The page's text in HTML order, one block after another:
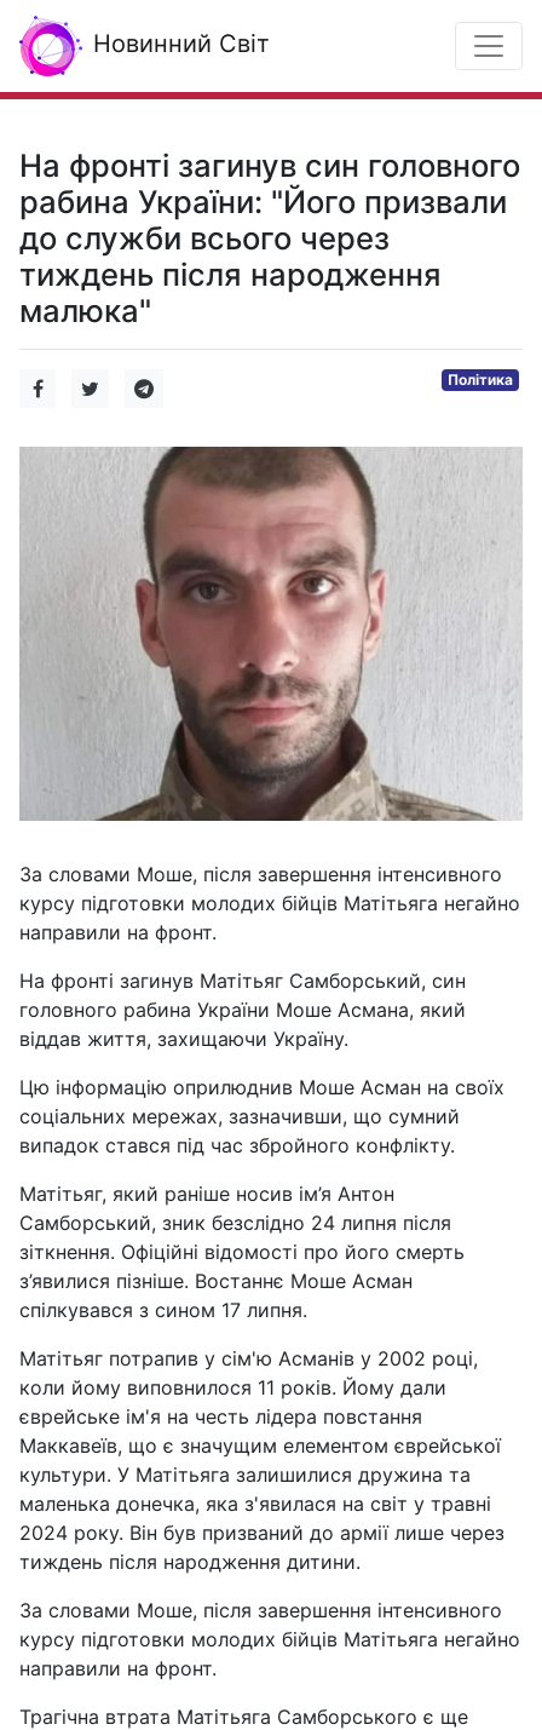
Новинний Світ
На фронті загинув син головного
рабина України: "Його призвали
до служби всього через
тиждень після народження
малюка"
Політика
За словами Моше, після завершення інтенсивного
курсу підготовки молодих бійців Матітьяга негайно
направили на фронт.
На фронті загинув Матітьяг Самборський, син
головного рабина України Моше Асмана, який
віддав життя, захищаючи Україну.
Цю інформацію оприлюднив Моше Асман на своїх
соціальних мережах, зазначивши, що сумний
випадок стався під час збройного конфлікту.
Матітьяг, який раніше носив ім’я Антон
Самборський, зник безслідно 24 липня після
зіткнення. Офіційні відомості про його смерть
з’явилися пізніше. Востаннє Моше Асман
спілкувався з сином 17 липня.
Матітьяг потрапив у сім'ю Асманів у 2002 році,
коли йому виповнилося 11 років. Йому дали
єврейське ім'я на честь лідера повстання
Маккавеїв, що є значущим елементом єврейської
культури. У Матітьяга залишилися дружина та
маленька донечка, яка з'явилася на світ у травні
2024 року. Він був призваний до армії лише через
тиждень після народження дитини.
За словами Моше, після завершення інтенсивного
курсу підготовки молодих бійців Матітьяга негайно
направили на фронт.
Трагічна втрата Матітьяга Самборського є ще